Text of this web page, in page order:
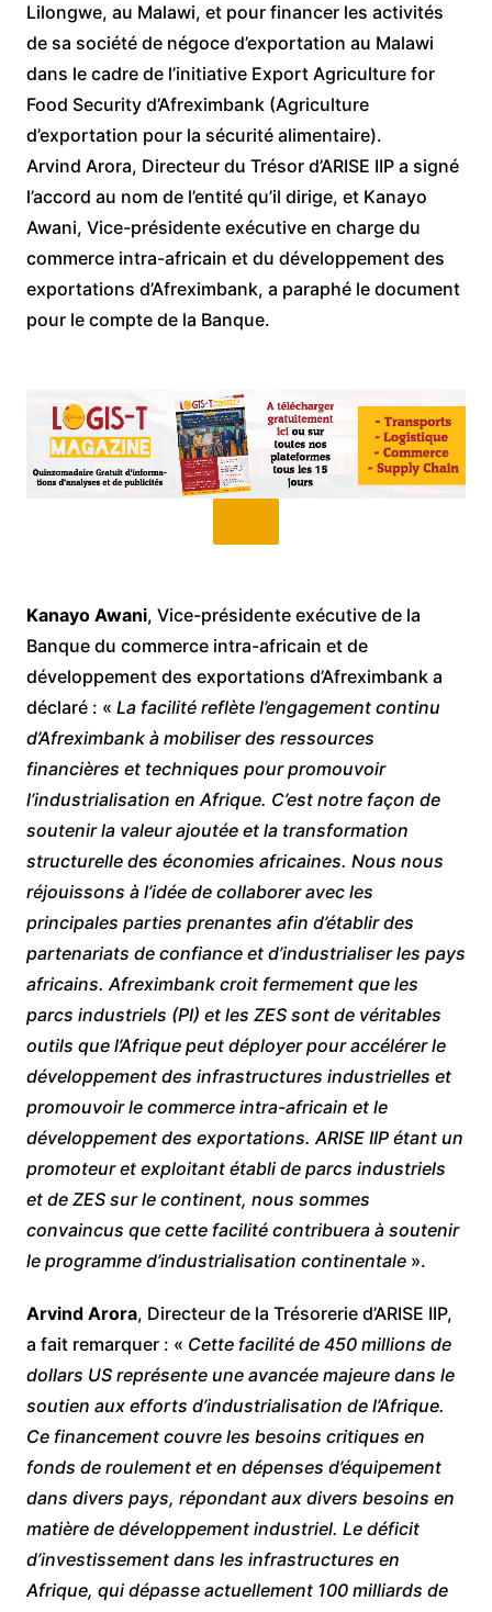
Lilongwe, au Malawi, et pour financer les activités
de sa société de négoce d’exportation au Malawi
dans le cadre de l’initiative Export Agriculture for
Food Security d’Afreximbank (Agriculture
d’exportation pour la sécurité alimentaire).
Arvind Arora, Directeur du Trésor d’ARISE IIP a signé
l’accord au nom de l’entité qu’il dirige, et Kanayo
Awani, Vice-présidente exécutive en charge du
commerce intra-africain et du développement des
exportations d’Afreximbank, a paraphé le document
pour le compte de la Banque.
Kanayo Awani, Vice-présidente exécutive de la
Banque du commerce intra-africain et de
développement des exportations d’Afreximbank a
déclaré : « La facilité reflète l’engagement continu
d’Afreximbank à mobiliser des ressources
financières et techniques pour promouvoir
l’industrialisation en Afrique. C’est notre façon de
soutenir la valeur ajoutée et la transformation
structurelle des économies africaines. Nous nous
réjouissons à l’idée de collaborer avec les
principales parties prenantes afin d’établir des
partenariats de confiance et d’industrialiser les pays
africains. Afreximbank croit fermement que les
parcs industriels (PI) et les ZES sont de véritables
outils que l’Afrique peut déployer pour accélérer le
développement des infrastructures industrielles et
promouvoir le commerce intra-africain et le
développement des exportations. ARISE IIP étant un
promoteur et exploitant établi de parcs industriels
et de ZES sur le continent, nous sommes
convaincus que cette facilité contribuera à soutenir
le programme d’industrialisation continentale».
Arvind Arora, Directeur de la Trésorerie d’ARISE IIP,
a fait remarquer : « Cette facilité de 450 millions de
dollars US représente une avancée majeure dans le
soutien aux efforts d’industrialisation de l’Afrique.
Ce financement couvre les besoins critiques en
fonds de roulement et en dépenses d’équipement
dans divers pays, répondant aux divers besoins en
matière de développement industriel. Le déficit
d’investissement dans les infrastructures en
Afrique, qui dépasse actuellement 100 milliards de